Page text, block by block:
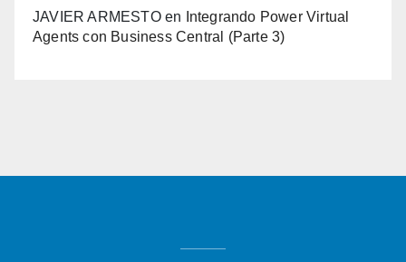
JAVIER ARMESTOen
Integrando Power Virtual
Agents con Business Central (Parte 3)